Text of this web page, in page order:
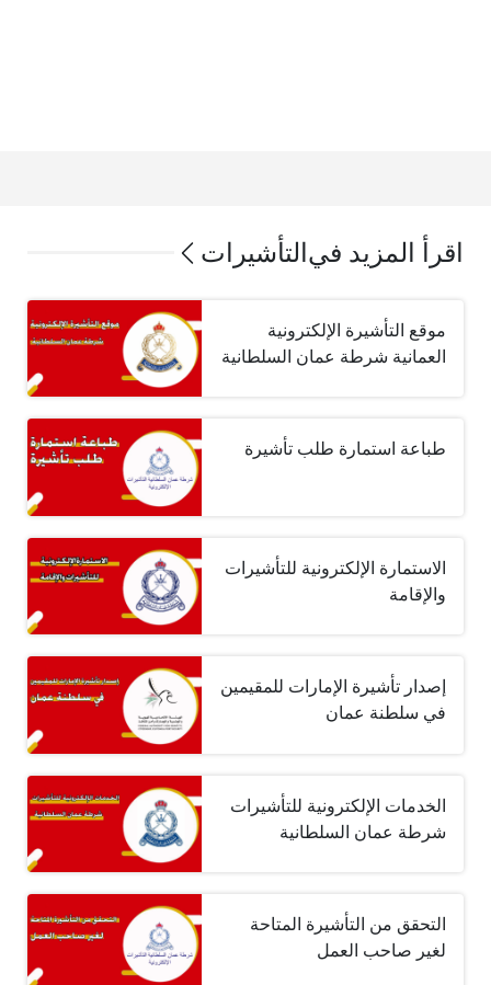
اقرأ المزيد في التأشيرات
موقع التأشيرة الإلكترونية
العمانية شرطة عمان السلطانية
طباعة استمارة طلب تأشيرة
الاستمارة الإلكترونية للتأشيرات
والإقامة
إصدار تأشيرة الإمارات للمقيمين
في سلطنة عمان
الخدمات الإلكترونية للتأشيرات
شرطة عمان السلطانية
التحقق من التأشيرة المتاحة
لغير صاحب العمل